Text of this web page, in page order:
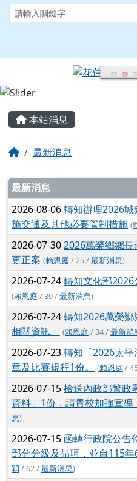
跳至主內容區
花蓮縣大榮國小
主內容區域
本站消息
回首頁最新消息
文章列表
最新消息
2026-08-06轉知辦理2026
施交通及其他必要管制措施 (
2026-07-302026萬榮鄉鄉
更正案 (賴恩庭 / 25 /最新消息)
2026-07-24轉知文化部2026
(賴恩庭 / 39 /最新消息)
2026-07-24轉知2026萬榮
相關資訊。
(賴恩庭 / 34 /最新消
2026-07-23轉知「2026太
章及比賽規程1份。
(賴恩庭 /
2026-07-15檢送內政部警政
資料」1份，請貴校加強宣導
息)
2026-07-15 函轉行政院公告
部分分級及品項，並自115年
穎/ 62 /最新消息)
頁尾區域